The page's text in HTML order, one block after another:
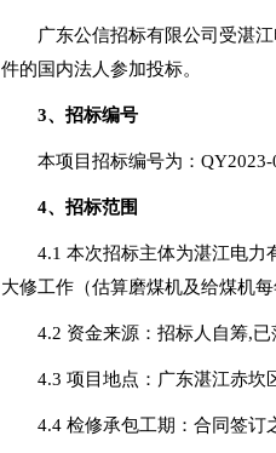
广东公信招标有限公司受湛
件的国内法人参加投标。
3、招标编号
本项目招标编号为：QY2023-
4、招标范围
4.1 本次招标主体为湛江电力
大修工作（估算磨煤机及给煤机
4.2 资金来源：招标人自筹,已
4.3 项目地点：广东湛江赤坎
4.4 检修承包工期：合同签订